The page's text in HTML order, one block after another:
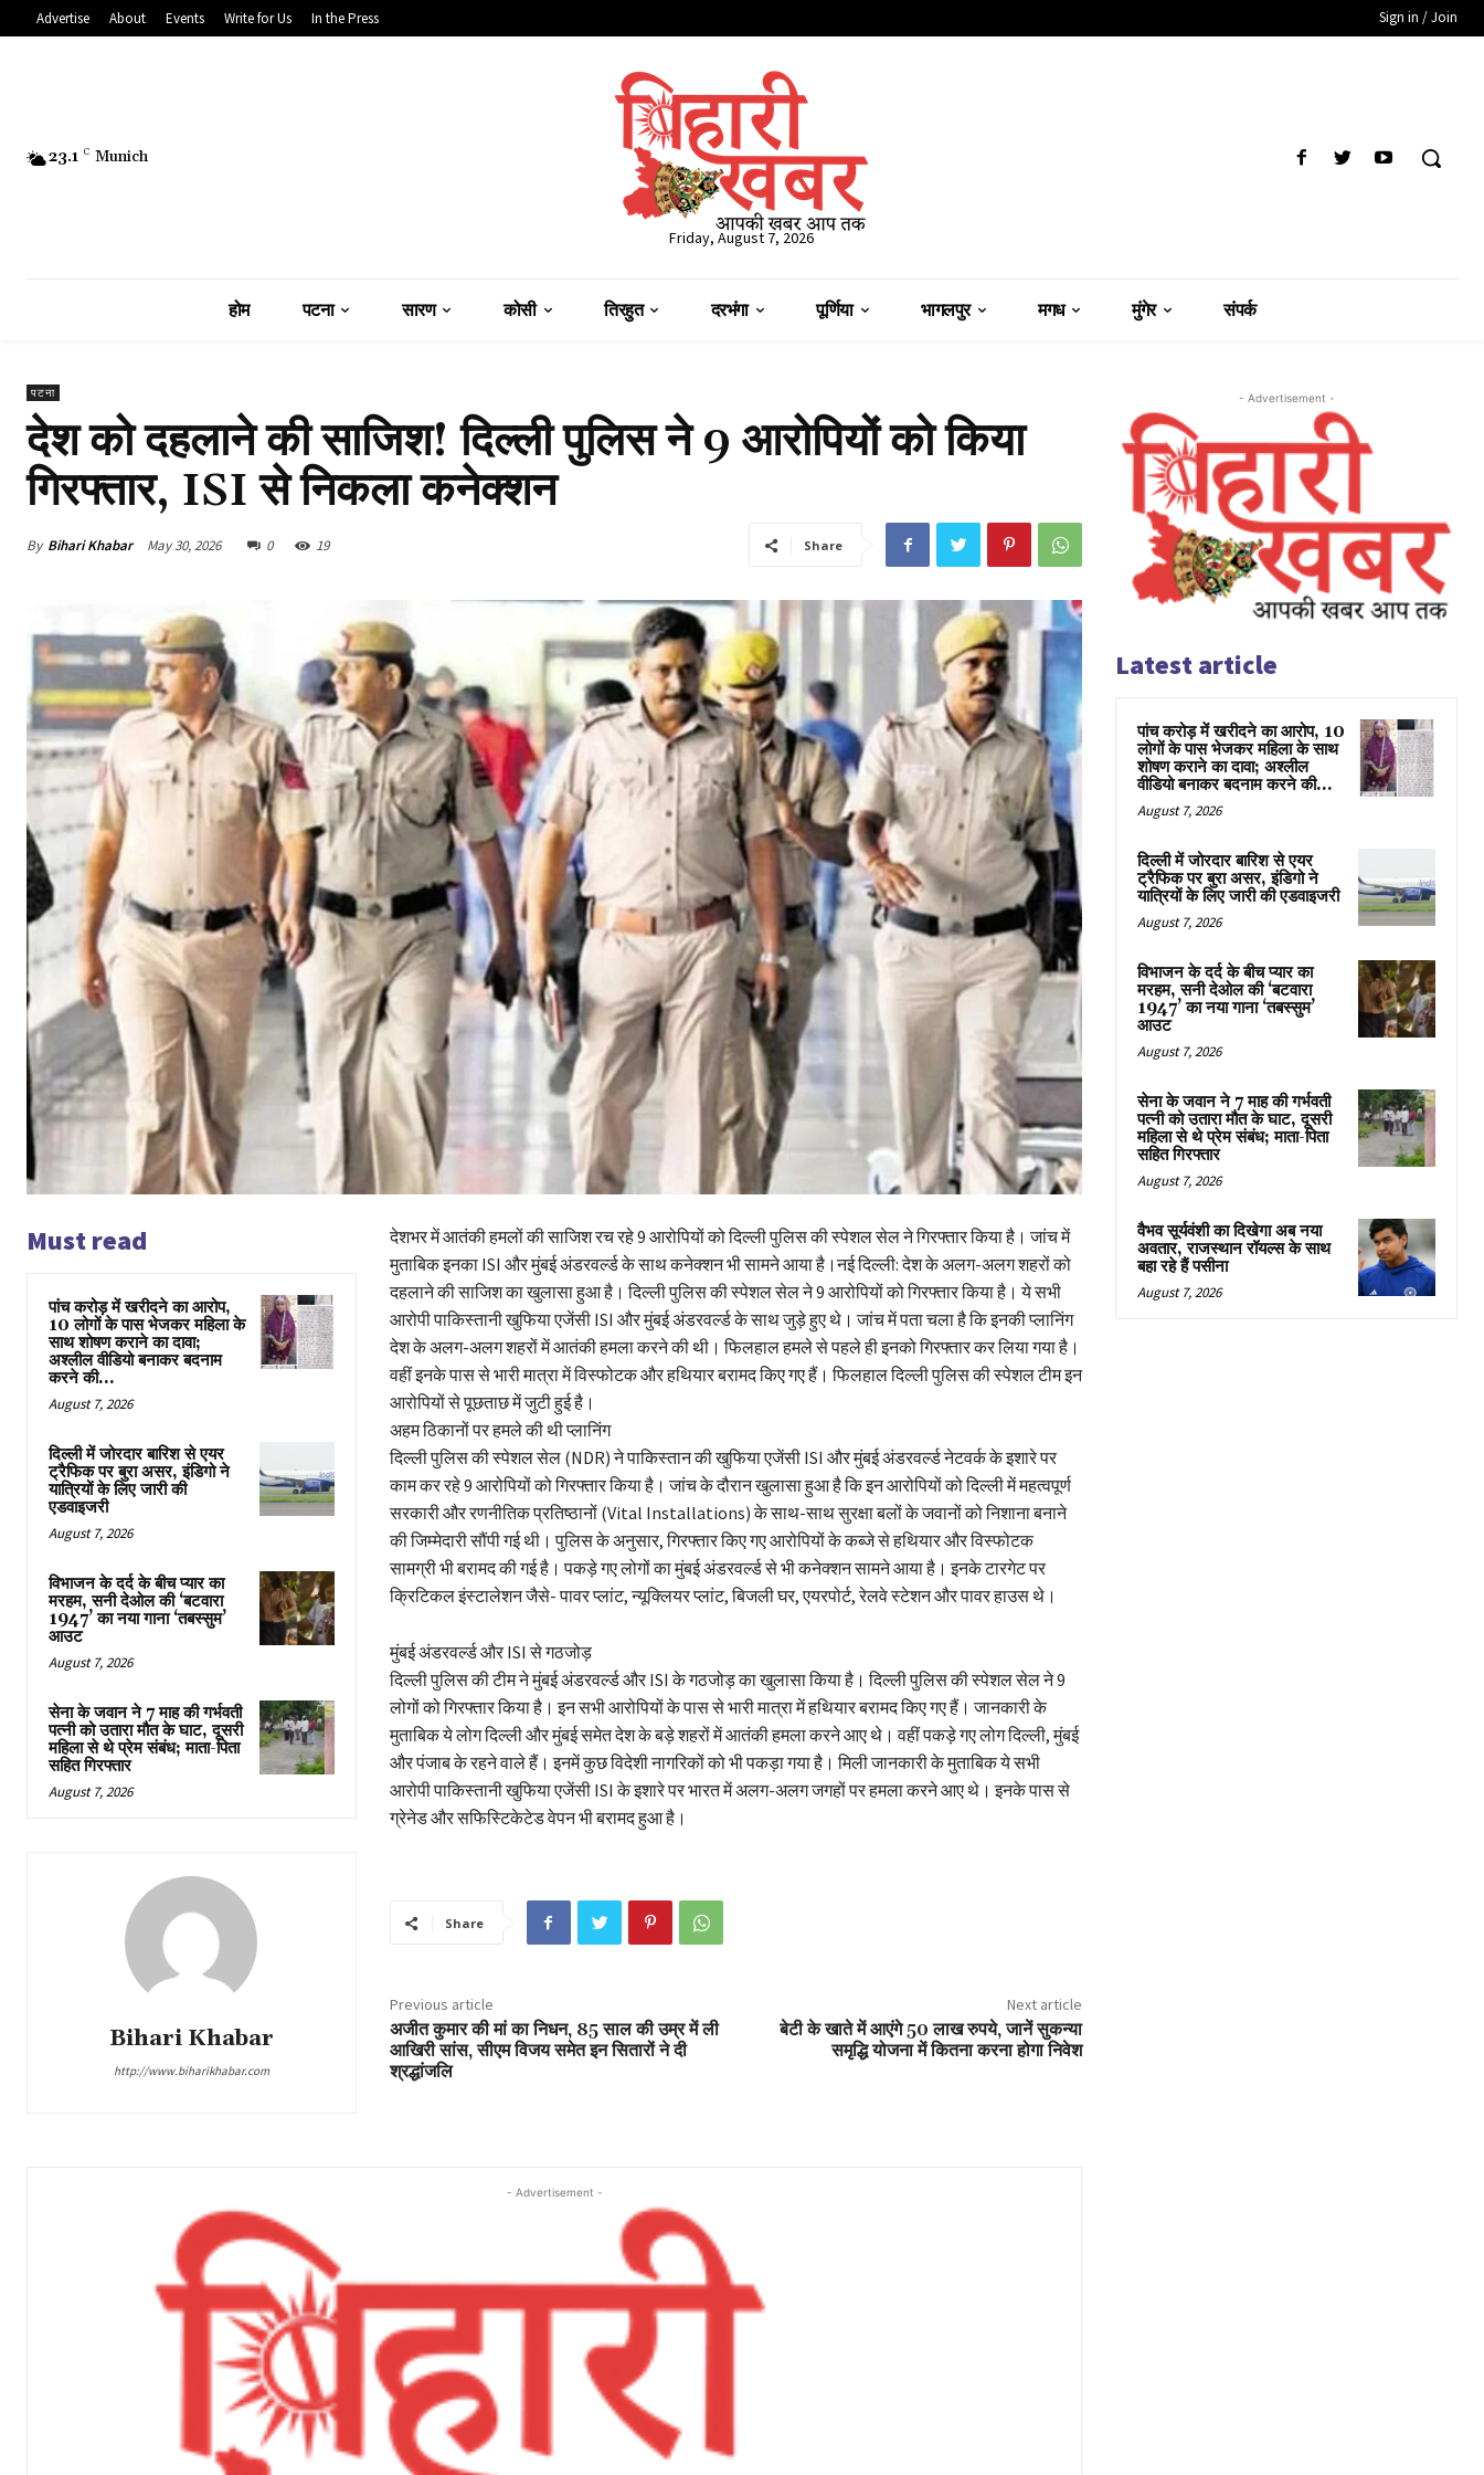
Advertise About Events Write for Us In the Press Sign in / Join
23.1 C Munich
Friday, August 7, 2026
होम पटना सारण कोसी तिरहुत दरभंगा पूर्णिया भागलपुर मगध मुंगेर संपर्क
पटना
देश को दहलाने की साजिश! दिल्ली पुलिस ने 9 आरोपियों को किया
गिरफ्तार, ISI से निकला कनेक्शन
By Bihari Khabar May 30, 2026 0 19 Share
Must read
पांच करोड़ में खरीदने का आरोप,
10 लोगों के पास भेजकर महिला के
साथ शोषण कराने का दावा;
अश्लील वीडियो बनाकर बदनाम
करने की...
August 7, 2026
दिल्ली में जोरदार बारिश से एयर
ट्रैफिक पर बुरा असर, इंडिगो ने
यात्रियों के लिए जारी की
एडवाइजरी
August 7, 2026
विभाजन के दर्द के बीच प्यार का
मरहम, सनी देओल की ‘बटवारा
1947’ का नया गाना ‘तबस्सुम’
आउट
August 7, 2026
सेना के जवान ने 7 माह की गर्भवती
पत्नी को उतारा मौत के घाट, दूसरी
महिला से थे प्रेम संबंध; माता-पिता
सहित गिरफ्तार
August 7, 2026
Bihari Khabar
http://www.biharikhabar.com
देशभर में आतंकी हमलों की साजिश रच रहे 9 आरोपियों को दिल्ली पुलिस की स्पेशल सेल ने गिरफ्तार किया है। जांच में
मुताबिक इनका ISI और मुंबई अंडरवर्ल्ड के साथ कनेक्शन भी सामने आया है।नई दिल्ली: देश के अलग-अलग शहरों को
दहलाने की साजिश का खुलासा हुआ है। दिल्ली पुलिस की स्पेशल सेल ने 9 आरोपियों को गिरफ्तार किया है। ये सभी
आरोपी पाकिस्तानी खुफिया एजेंसी ISI और मुंबई अंडरवर्ल्ड के साथ जुड़े हुए थे। जांच में पता चला है कि इनकी प्लानिंग
देश के अलग-अलग शहरों में आतंकी हमला करने की थी। फिलहाल हमले से पहले ही इनको गिरफ्तार कर लिया गया है।
वहीं इनके पास से भारी मात्रा में विस्फोटक और हथियार बरामद किए गए हैं। फिलहाल दिल्ली पुलिस की स्पेशल टीम इन
आरोपियों से पूछताछ में जुटी हुई है।
अहम ठिकानों पर हमले की थी प्लानिंग
दिल्ली पुलिस की स्पेशल सेल (NDR) ने पाकिस्तान की खुफिया एजेंसी ISI और मुंबई अंडरवर्ल्ड नेटवर्क के इशारे पर
काम कर रहे 9 आरोपियों को गिरफ्तार किया है। जांच के दौरान खुलासा हुआ है कि इन आरोपियों को दिल्ली में महत्वपूर्ण
सरकारी और रणनीतिक प्रतिष्ठानों (Vital Installations) के साथ-साथ सुरक्षा बलों के जवानों को निशाना बनाने
की जिम्मेदारी सौंपी गई थी। पुलिस के अनुसार, गिरफ्तार किए गए आरोपियों के कब्जे से हथियार और विस्फोटक
सामग्री भी बरामद की गई है। पकड़े गए लोगों का मुंबई अंडरवर्ल्ड से भी कनेक्शन सामने आया है। इनके टारगेट पर
क्रिटिकल इंस्टालेशन जैसे- पावर प्लांट, न्यूक्लियर प्लांट, बिजली घर, एयरपोर्ट, रेलवे स्टेशन और पावर हाउस थे।
मुंबई अंडरवर्ल्ड और ISI से गठजोड़
दिल्ली पुलिस की टीम ने मुंबई अंडरवर्ल्ड और ISI के गठजोड़ का खुलासा किया है। दिल्ली पुलिस की स्पेशल सेल ने 9
लोगों को गिरफ्तार किया है। इन सभी आरोपियों के पास से भारी मात्रा में हथियार बरामद किए गए हैं। जानकारी के
मुताबिक ये लोग दिल्ली और मुंबई समेत देश के बड़े शहरों में आतंकी हमला करने आए थे। वहीं पकड़े गए लोग दिल्ली, मुंबई
और पंजाब के रहने वाले हैं। इनमें कुछ विदेशी नागरिकों को भी पकड़ा गया है। मिली जानकारी के मुताबिक ये सभी
आरोपी पाकिस्तानी खुफिया एजेंसी ISI के इशारे पर भारत में अलग-अलग जगहों पर हमला करने आए थे। इनके पास से
ग्रेनेड और सफिस्टिकेटेड वेपन भी बरामद हुआ है।
Share
Previous article
अजीत कुमार की मां का निधन, 85 साल की उम्र में ली
आखिरी सांस, सीएम विजय समेत इन सितारों ने दी
श्रद्धांजलि
Next article
बेटी के खाते में आएंगे 50 लाख रुपये, जानें सुकन्या
समृद्धि योजना में कितना करना होगा निवेश
- Advertisement -
- Advertisement -
Latest article
पांच करोड़ में खरीदने का आरोप, 10
लोगों के पास भेजकर महिला के साथ
शोषण कराने का दावा; अश्लील
वीडियो बनाकर बदनाम करने की...
August 7, 2026
दिल्ली में जोरदार बारिश से एयर
ट्रैफिक पर बुरा असर, इंडिगो ने
यात्रियों के लिए जारी की एडवाइजरी
August 7, 2026
विभाजन के दर्द के बीच प्यार का
मरहम, सनी देओल की ‘बटवारा
1947’ का नया गाना ‘तबस्सुम’
आउट
August 7, 2026
सेना के जवान ने 7 माह की गर्भवती
पत्नी को उतारा मौत के घाट, दूसरी
महिला से थे प्रेम संबंध; माता-पिता
सहित गिरफ्तार
August 7, 2026
वैभव सूर्यवंशी का दिखेगा अब नया
अवतार, राजस्थान रॉयल्स के साथ
बहा रहे हैं पसीना
August 7, 2026